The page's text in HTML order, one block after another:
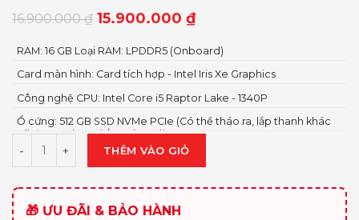
16.900.000₫ 15.900.000 ₫
RAM: 16 GB Loại RAM: LPDDR5 (Onboard)
Card màn hình: Card tích hợp - Intel Iris Xe Graphics
Công nghệ CPU: Intel Core i5 Raptor Lake - 1340P
Ổ cứng: 512 GB SSD NVMe PCIe (Có thể tháo ra, lắp thanh khác
tối đa 2 TB (2280) / 1 TB (2230))
THÊM VÀO GIỎ
🎁 ƯU ĐÃI & BẢO HÀNH